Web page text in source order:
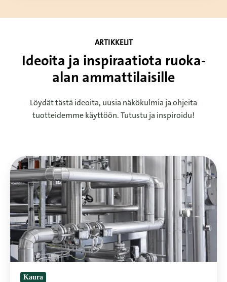
ARTIKKELIT
Ideoita ja inspiraatiota ruoka-
alan ammattilaisille
Löydät tästä ideoita, uusia näkökulmia ja ohjeita
tuotteidemme käyttöön. Tutustu ja inspiroidu!
Viljan
sivuvirroista
tulevaisuuden
kuituainesosia
Kaura